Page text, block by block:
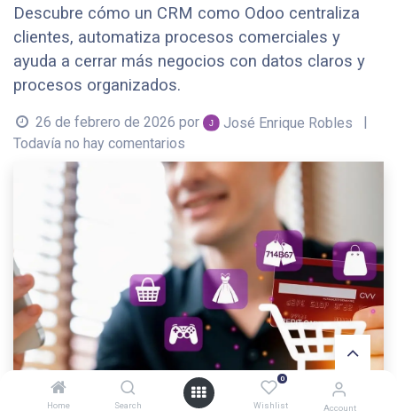
Home Search
0
Wishlist Account
Descubre cómo un CRM como Odoo centraliza
clientes, automatiza procesos comerciales y
ayuda a cerrar más negocios con datos claros y
procesos organizados.
26 de febrero de 2026 por José Enrique Robles
|
Todavía no hay comentarios